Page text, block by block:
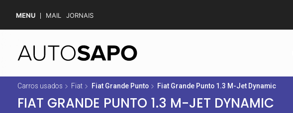
MENU MAIL JORNAIS
Carros usados Fiat Fiat Grande Punto Fiat Grande Punto 1.3 M-Jet Dynamic
FIAT GRANDE PUNTO 1.3 M-JET DYNAMIC